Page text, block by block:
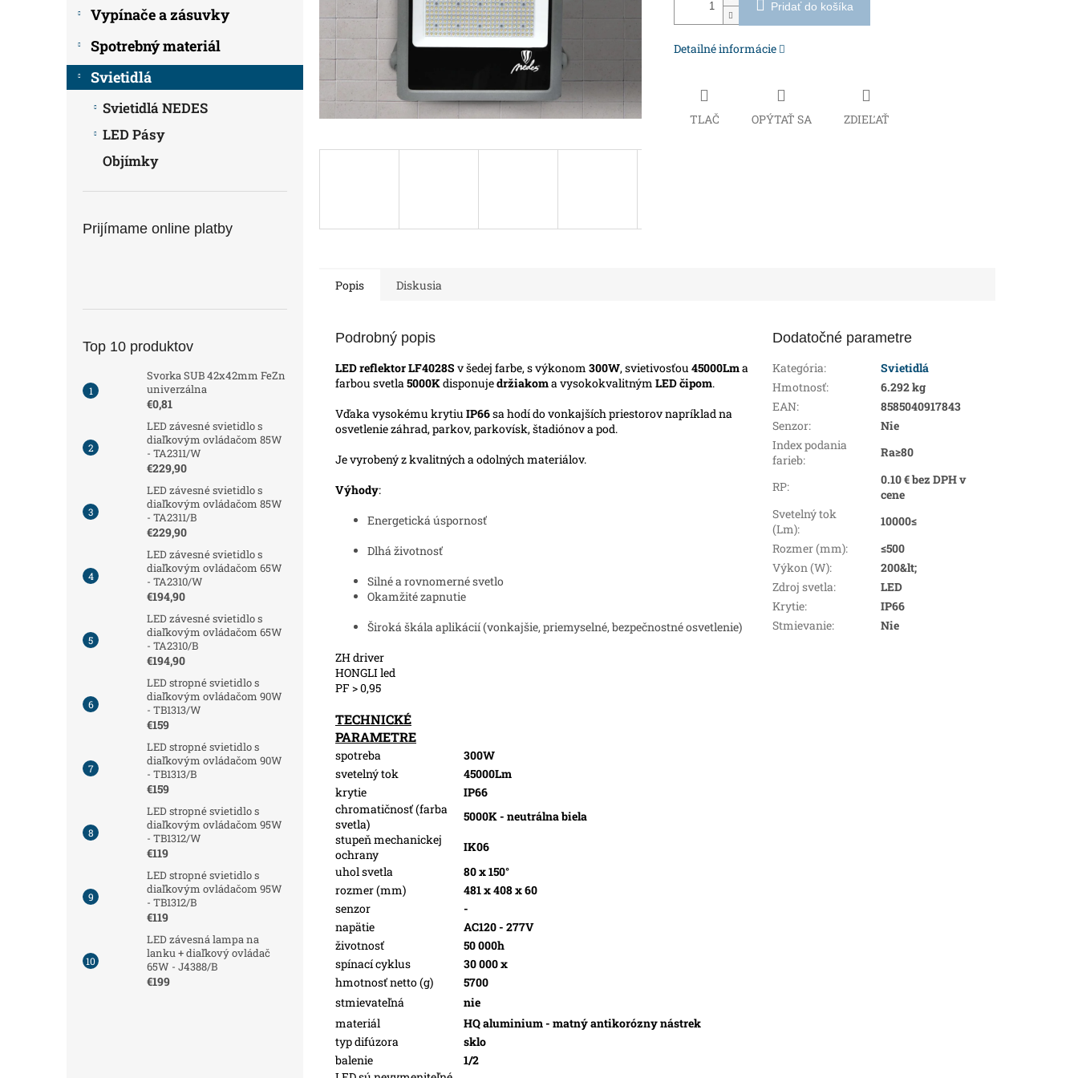
Vypínače a zásuvky
Spotrebný materiál
Svietidlá
Svietidlá NEDES
LED Pásy
Objímky
Prijímame online platby
Top 10 produktov
Svorka SUB 42x42mm FeZn
univerzálna
€0,81
LED závesné svietidlo s
diaľkovým ovládačom 85W
- TA2311/W
€229,90
LED závesné svietidlo s
diaľkovým ovládačom 85W
- TA2311/B
€229,90
LED závesné svietidlo s
diaľkovým ovládačom 65W
- TA2310/W
€194,90
LED závesné svietidlo s
diaľkovým ovládačom 65W
- TA2310/B
€194,90
LED stropné svietidlo s
diaľkovým ovládačom 90W
- TB1313/W
€159
LED stropné svietidlo s
diaľkovým ovládačom 90W
- TB1313/B
€159
LED stropné svietidlo s
diaľkovým ovládačom 95W
- TB1312/W
€119
LED stropné svietidlo s
diaľkovým ovládačom 95W
- TB1312/B
€119
LED závesná lampa na
lanku + diaľkový ovládač
65W - J4388/B
€199
Pridať do košíka
Detailné informácie
TLAČ OPÝTAŤ SA ZDIEĽAŤ
Popis Diskusia
Podrobný popis
LED reflektor LF4028S v šedej farbe, s výkonom 300W, svietivosťou 45000Lma
farbou svetla 5000K disponujedržiakoma vysokokvalitným LED čipom.
Vďaka vysokému krytiu IP66sa hodí do vonkajších priestorov napríklad na
osvetlenie záhrad, parkov, parkovísk, štadiónov a pod.
Je vyrobený z kvalitných a odolných materiálov.
Výhody:
Energetická úspornosť
Dlhá životnosť
Silné a rovnomerné svetlo
Okamžité zapnutie
Široká škála aplikácií (vonkajšie, priemyselné, bezpečnostné osvetlenie)
ZH driver
HONGLI led
PF > 0,95
TECHNICKÉ
PARAMETRE
spotreba
300W
svetelný tok
45000Lm
krytie
IP66
chromatičnosť (farba
svetla)
5000K - neutrálna biela
stupeň mechanickej
ochrany
IK06
uhol svetla
80 x 150°
rozmer (mm)
481 x 408 x 60
senzor
-
napätie
AC120 - 277V
životnosť
50 000h
spínací cyklus
30 000 x
hmotnosť netto (g)
5700
stmievateľná
nie
materiál
HQ aluminium - matný antikorózny nástrek
typ difúzora
sklo
balenie
1/2
Dodatočné parametre
Kategória:
Svietidlá
Hmotnosť:
6.292 kg
EAN:
8585040917843
Senzor:
Nie
Index podania
farieb:
Ra≥80
RP:
0.10 € bez DPH v
cene
Svetelný tok
(Lm):
10000≤
Rozmer (mm):
≤500
Výkon (W):
200&lt;
Zdroj svetla:
LED
Krytie:
IP66
Stmievanie: Nie